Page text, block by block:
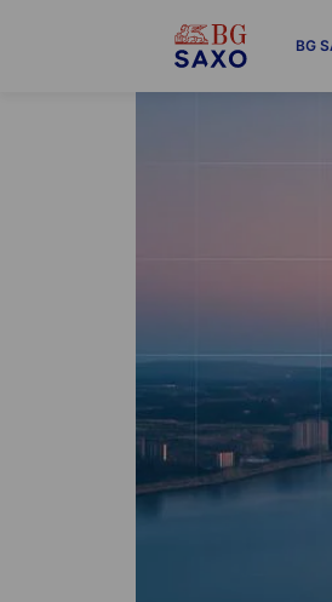
BG